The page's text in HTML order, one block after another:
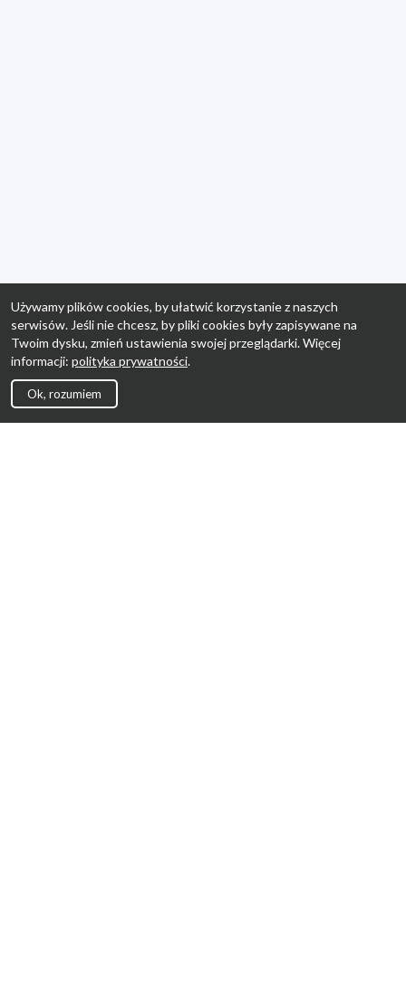
Używamy plików cookies, by ułatwić korzystanie z naszych
serwisów. Jeśli nie chcesz, by pliki cookies były zapisywane na
Twoim dysku, zmień ustawienia swojej przeglądarki. Więcej
informacji: polityka prywatności.
Ok, rozumiem